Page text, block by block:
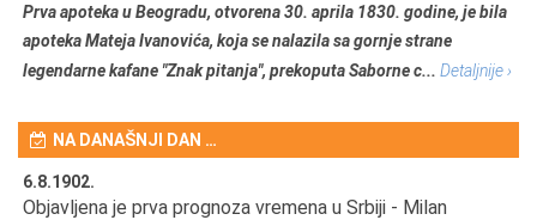
Prva apoteka u Beogradu, otvorena 30. aprila 1830. godine, je bila
apoteka Mateja Ivanovića, koja se nalazila sa gornje strane
legendarne kafane "Znak pitanja", prekoputa Saborne c... Detaljnije ›
NA DANAŠNJI DAN …
6.8.1902.
Objavljena je prva prognoza vremena u Srbiji - Milan